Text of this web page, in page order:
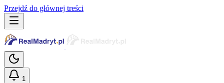
Przejdź do głównej treści
1